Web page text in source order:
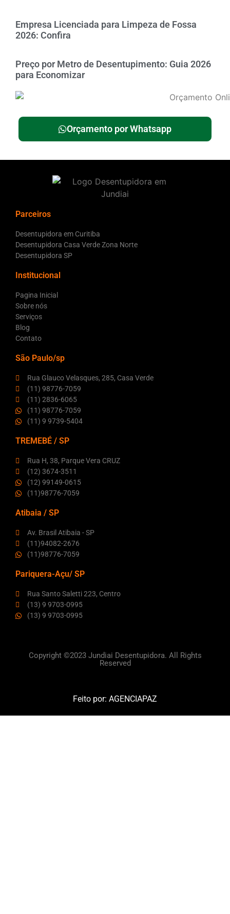
Empresa Licenciada para Limpeza de Fossa
2026: Confira
Preço por Metro de Desentupimento: Guia 2026
para Economizar
Orçamento por Whatsapp
Parceiros
Desentupidora em Curitiba
Desentupidora Casa Verde Zona Norte
Desentupidora SP
Institucional
Pagina Inicial
Sobre nós
Serviços
Blog
Contato
São Paulo/sp
Rua Glauco Velasques, 285, Casa Verde
(11) 98776-7059
(11) 2836-6065
(11) 98776-7059
(11) 9 9739-5404
TREMEBÉ / SP
Rua H, 38, Parque Vera CRUZ
(12) 3674-3511
(12) 99149-0615
(11)98776-7059
Atibaia / SP
Av. Brasil Atibaia - SP
(11)94082-2676
(11)98776-7059
Pariquera-Açu/ SP
Rua Santo Saletti 223, Centro
(13) 9 9703-0995
(13) 9 9703-0995
Copyright ©2023 Jundiai Desentupidora. All Rights
Reserved
Feito por: AGENCIAPAZ